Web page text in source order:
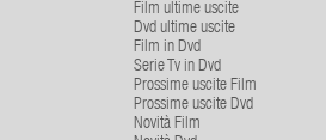
Film ultime uscite
Dvd ultime uscite
Film in Dvd
Serie Tv in Dvd
Prossime uscite Film
Prossime uscite Dvd
Novità Film